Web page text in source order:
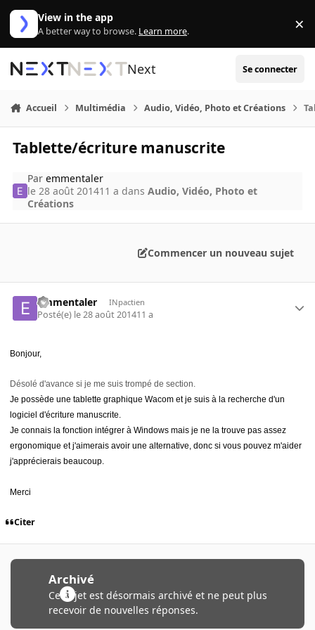
Aller au contenu
View in the app
A better way to browse. Learn more. ×
Next Se connecter
Accueil Multimédia Audio, Vidéo, Photo et Créations
Tablette/écriture manuscrite
Paremmentaler
le 28 août 201411 a dansAudio, Vidéo, Photo et
Créations
Commencer un nouveau sujet
emmentaler INpactien
Posté(e) le 28 août 201411 a
Bonjour,
Désolé d'avance si je me suis trompé de section.
Je possède une tablette graphique Wacom et je suis à la recherche d'un
logiciel d'écriture manuscrite.
Je connais la fonction intégrer à Windows mais je ne la trouve pas assez
ergonomique et j'aimerais avoir une alternative, donc si vous pouvez m'aider
j'apprécierais beaucoup.
Merci
Citer
Archivé
Ce sujet est désormais archivé et ne peut plus
recevoir de nouvelles réponses.